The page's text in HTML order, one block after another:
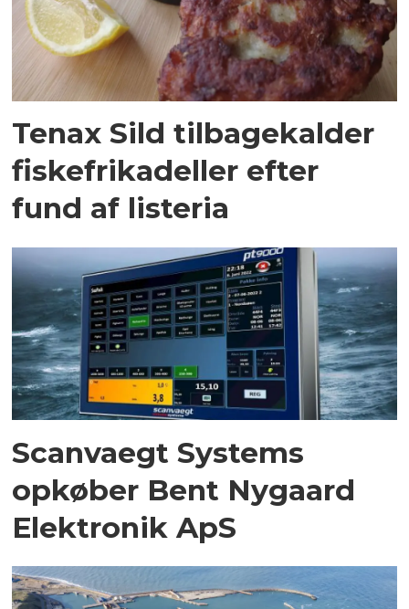
Tenax Sild tilbagekalder
fiskefrikadeller efter
fund af listeria
Scanvaegt Systems
opkøber Bent Nygaard
Elektronik ApS